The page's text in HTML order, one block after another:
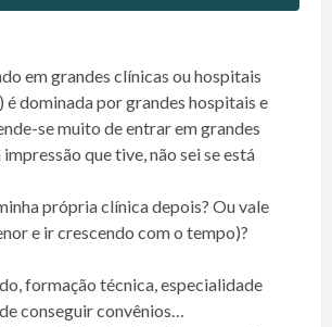
em grandes clínicas ou hospitais
dominada por grandes hospitais e
se muito de entrar em grandes
que tive, não sei se está
própria clínica depois? Ou vale
e ir crescendo com o tempo)?
formação técnica, especialidade
conseguir convênios…